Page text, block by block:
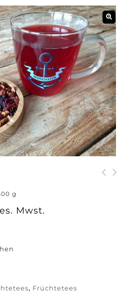
g
Mwst.
, Früchtetees